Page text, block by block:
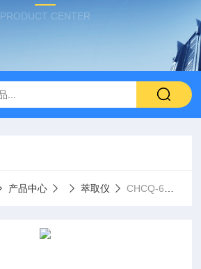
PRODUCT CENTER
产品中心 萃取仪 CHCQ-6上海川宏 实验萃取设备全自动液液萃取仪